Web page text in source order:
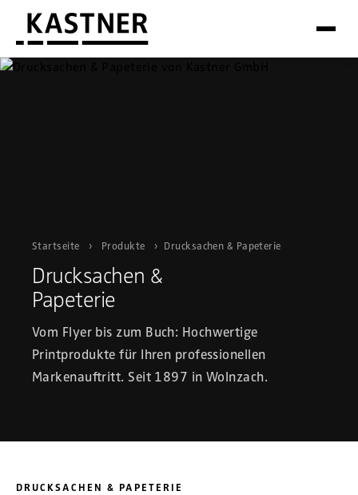
Startseite › Produkte › Drucksachen & Papeterie
Drucksachen &
Papeterie
Vom Flyer bis zum Buch: Hochwertige
Printprodukte für Ihren professionellen
Markenauftritt. Seit 1897 in Wolnzach.
DRUCKSACHEN & PAPETERIE